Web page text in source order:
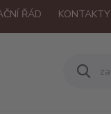
ŘÁD KONTAKTY